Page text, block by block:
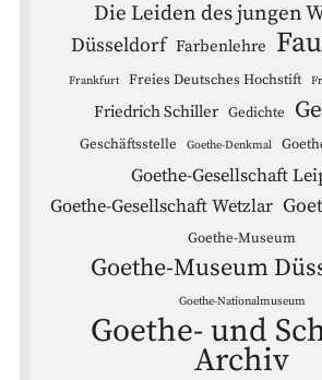
Die Leiden des jungen
Düsseldorf Farbenlehre
Frankfurt Freies Deutsches Hochstift
Friedrich Schiller Gedichte
Geschäftsstelle Goethe-Denkmal
Goethe-Gesellschaft
Goethe-Gesellschaft Wetzlar
Goethe-Museum
Goethe-Museum
Goethe-Nationalmuseum
Goethe- und
Archiv